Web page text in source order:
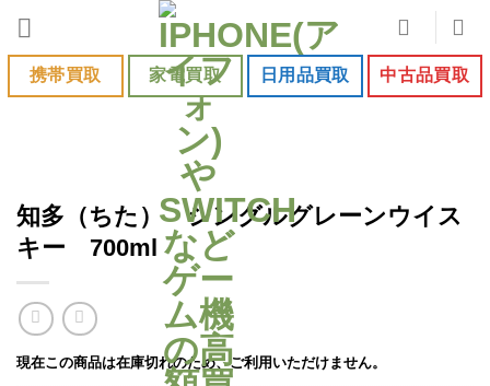
content携帯買取 家電買取 日用品買取 中古品買取
知多（ちた） シングルグレーンウイス
キー 700ml
現在この商品は在庫切れのため、ご利用いただけません。